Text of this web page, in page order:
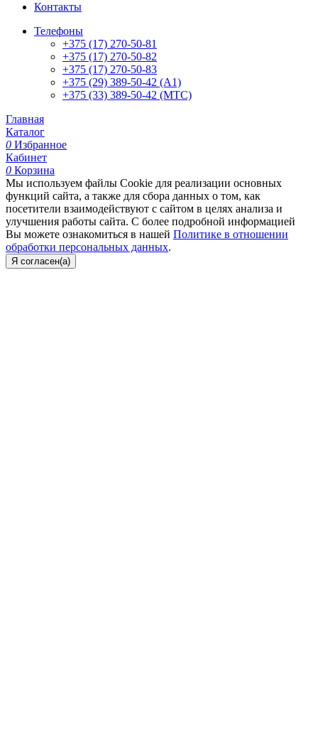
Контакты
Телефоны
+375 (17) 270-50-81
+375 (17) 270-50-82
+375 (17) 270-50-83
+375 (29) 389-50-42 (А1)
+375 (33) 389-50-42 (МТС)
Главная
Каталог
0 Избранное
Кабинет
0 Корзина
Мы используем файлы Cookie для реализации основных
функций сайта, а также для сбора данных о том, как
посетители взаимодействуют с сайтом в целях анализа и
улучшения работы сайта. С более подробной информацией
Вы можете ознакомиться в нашей Политике в отношении
обработки персональных данных.
Я согласен(а)